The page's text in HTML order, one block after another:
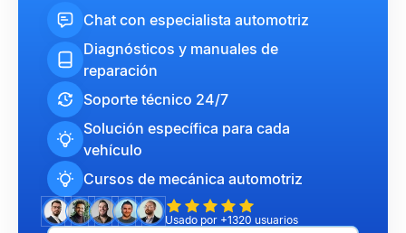
Chat con especialista automotriz
Diagnósticos y manuales de
reparación
Soporte técnico 24/7
Solución específica para cada
vehículo
Cursos de mecánica automotriz
Usado por +1320 usuarios